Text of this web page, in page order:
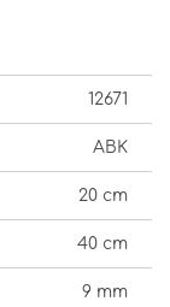
12671
ABK
20 cm
40 cm
9 mm